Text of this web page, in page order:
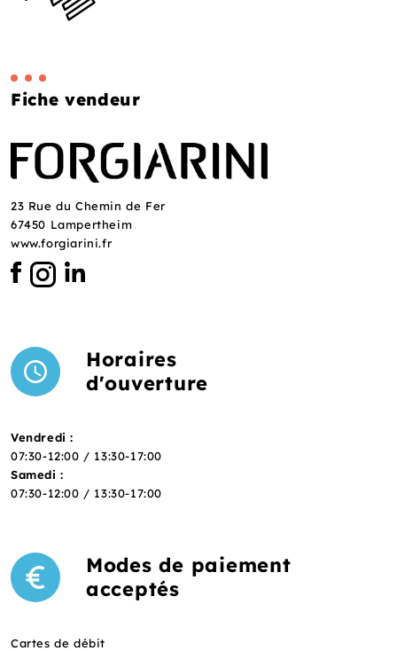
Fiche vendeur
23 Rue du Chemin de Fer
67450 Lampertheim
www.forgiarini.fr
Horaires
d'ouverture
Vendredi :
07:30-12:00 / 13:30-17:00
Samedi :
07:30-12:00 / 13:30-17:00
Modes de paiement
acceptés
Cartes de débit